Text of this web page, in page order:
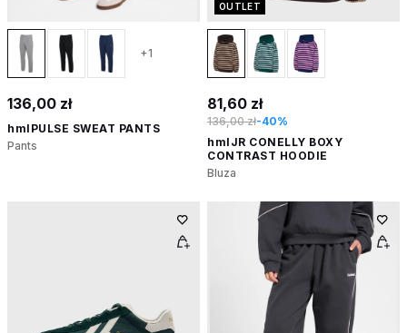
+1
136,00 zł
hmlPULSE SWEAT PANTS
Pants
OUTLET
81,60 zł
136,00 zł-40%
hmlJR CONELLY BOXY
CONTRAST HOODIE
Bluza